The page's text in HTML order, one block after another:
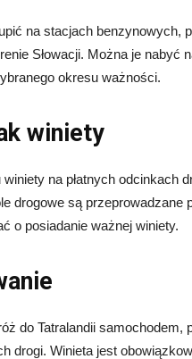
na stacjach benzynowych,
Słowacji. Można je nabyć
okresu ważności.
winiety
na płatnych odcinkach
drogowe są przeprowadzane
o posiadanie ważnej winiety.
do Tatralandii
drogi. Winieta jest